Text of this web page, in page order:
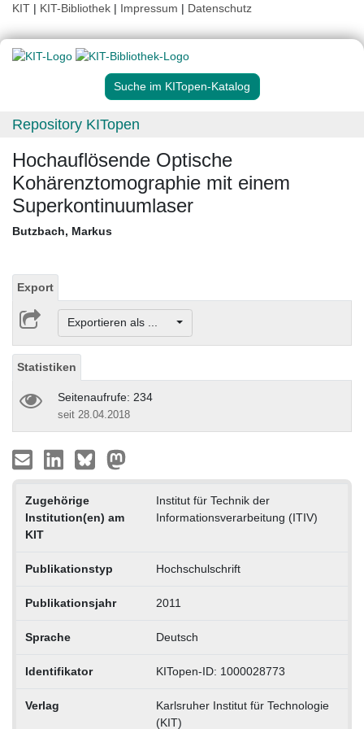
KIT | KIT-Bibliothek | Impressum | Datenschutz
Suche im KITopen-Katalog
Repository KITopen
Hochauflösende Optische
Kohärenztomographie mit einem
Superkontinuumlaser
Butzbach, Markus
Export
Exportieren als ...
Statistiken
Seitenaufrufe: 234
seit 28.04.2018
Zugehörige
Institution(en) am
KIT
Institut für Technik der
Informationsverarbeitung (ITIV)
Publikationstyp Hochschulschrift
Publikationsjahr 2011
Sprache Deutsch
Identifikator KITopen-ID: 1000028773
Verlag
Karlsruher Institut für Technologie
(KIT)